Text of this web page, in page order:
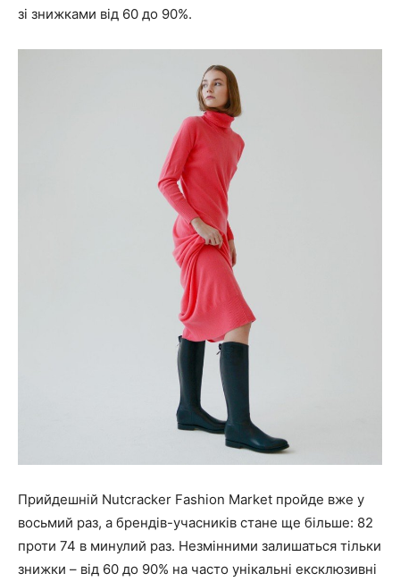
зі знижками від 60 до 90%.
Прийдешній Nutcracker Fashion Market пройде вже у
восьмий раз, а брендів-учасників стане ще більше: 82
проти 74 в минулий раз. Незмінними залишаться тільки
знижки – від 60 до 90% на часто унікальні ексклюзивні